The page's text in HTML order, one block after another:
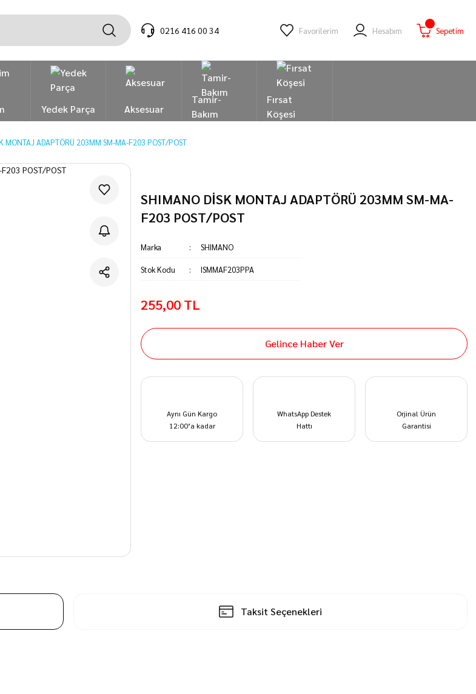
0216 416 00 34 Favorilerim Hesabım Sepetim
Yedek Parça Aksesuar
Tamir-
Bakım
Fırsat
Köşesi
MONTAJ ADAPTÖRÜ 203MM SM-MA-F203 POST/POST
SHIMANO DİSK MONTAJ ADAPTÖRÜ 203MM SM-MA-
F203 POST/POST
Marka SHIMANO
Stok Kodu ISMMAF203PPA
255,00 TL
Gelince Haber Ver
Aynı Gün Kargo
12:00’a kadar
WhatsApp Destek
Hattı
Orjinal Ürün
Garantisi
Taksit Seçenekleri